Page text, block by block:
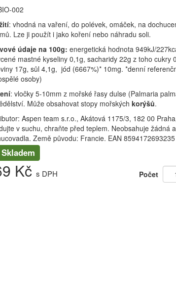
002
: vhodná na vaření, do polévek, omáček, na
Lze ji použít i jako koření nebo náhradu soli.
údaje na 100g: energetická hodnota 949kJ/
mastné kyseliny 0,1g, sacharidy 22g z toho cukry
17g, sůl 4,1g, jód (6667%)* 10mg. *denní
osoby)
: vločky 5-10mm z mořské řasy dulse (Palmaria
Může obsahovat stopy mořských korýšů.
Aspen team s.r.o., Akátová 1175/3, 182 00
v suchu, chraňte před teplem. Neobsahuje žádná
Země původu: Francie. EAN 8594172693235
Kč s DPH Počet